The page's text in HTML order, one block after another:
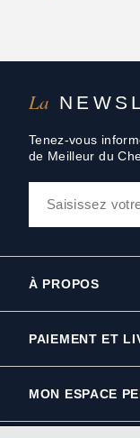
La
Tenez-vous
de Meilleur du
À PROPOS
PAIEMENT ET
MON ESPACE